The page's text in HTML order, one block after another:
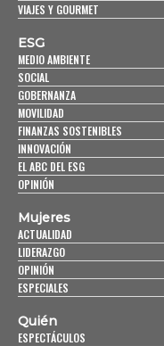
VIAJES Y GOURMET
ESG
MEDIO AMBIENTE
SOCIAL
GOBERNANZA
MOVILIDAD
FINANZAS SOSTENIBLES
INNOVACIÓN
EL ABC DEL ESG
OPINIÓN
Mujeres
ACTUALIDAD
LIDERAZGO
OPINIÓN
ESPECIALES
Quién
ESPECTÁCULOS